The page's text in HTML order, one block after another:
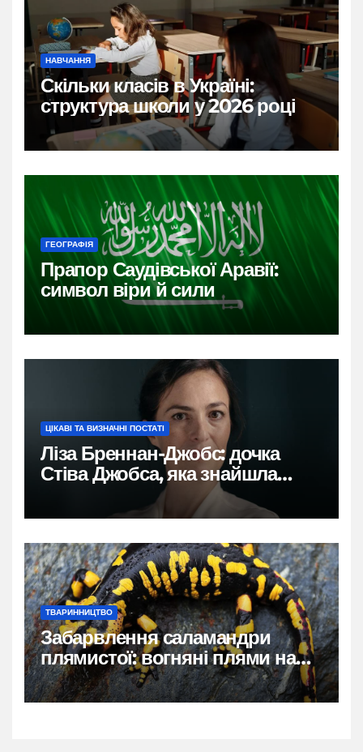
НАВЧАННЯ
Скільки класів в Україні:
структура школи у 2026 році
ГЕОГРАФІЯ
Прапор Саудівської Аравії:
символ віри й сили
ЦІКАВІ ТА ВИЗНАЧНІ ПОСТАТІ
Ліза Бреннан-Джобс: дочка
Стіва Джобса, яка знайшла
власний голос
ТВАРИННИЦТВО
Забарвлення саламандри
плямистої: вогняні плями на
чорному тлі